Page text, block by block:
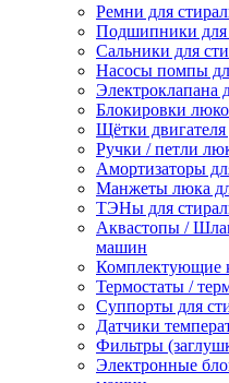
Ремни для
Подшипники
Сальники для
Насосы помпы
Электроклапана
Блокировки
Щётки
Ручки / петли
Амортизаторы
Манжеты люка
ТЭНы для
Аквастопы /
машин
Комплектующие
Термостаты /
Суппорты для
Датчики
Фильтры
Электронные